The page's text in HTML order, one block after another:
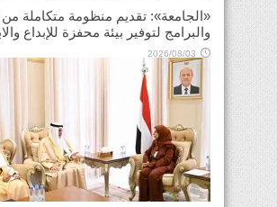
«الجامعة»: تقديم منظومة متكاملة من
والبرامج لتوفير بيئة محفزة للإبداع
2026/08/03